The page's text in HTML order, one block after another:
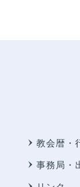
教会暦・
事務局・